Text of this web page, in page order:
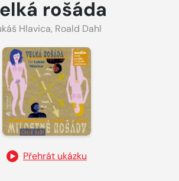
rošáda
Hlavica, Roald Dahl
Přehrát ukázku